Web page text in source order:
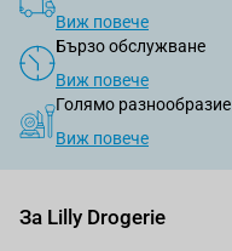
Виж повече
Бързо обслужване
Виж повече
Голямо разнообразие
Виж повече
За Lilly Drogerie